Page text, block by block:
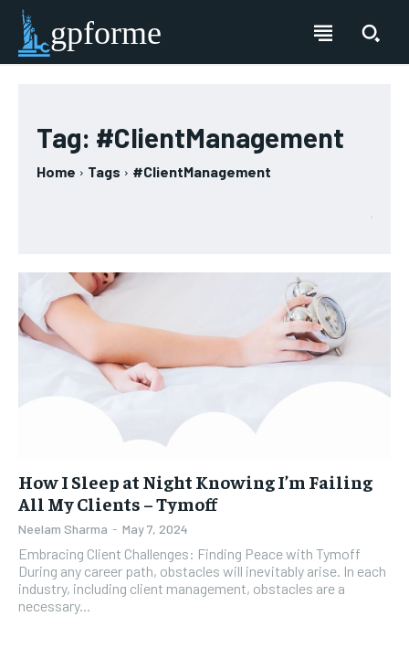
gpforme
Tag: #ClientManagement
Home Tags #ClientManagement
How I Sleep at Night Knowing I’m Failing
All My Clients – Tymoff
Neelam Sharma - May 7, 2024
Embracing Client Challenges: Finding Peace with Tymoff
During any career path, obstacles will inevitably arise. In each
industry, including client management, obstacles are a
necessary...